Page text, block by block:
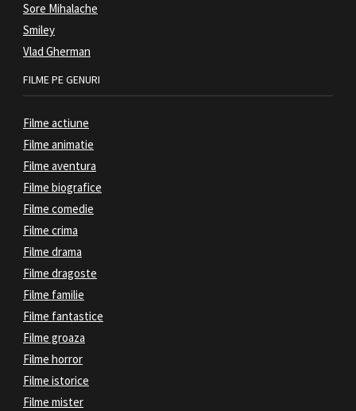
Sore Mihalache
Smiley
Vlad Gherman
FILME PE GENURI
Filme actiune
Filme animatie
Filme aventura
Filme biografice
Filme comedie
Filme crima
Filme drama
Filme dragoste
Filme familie
Filme fantastice
Filme groaza
Filme horror
Filme istorice
Filme mister